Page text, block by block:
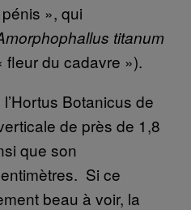
», qui
titanum
fleur du cadavre »).
l’Hortus Botanicus de
de près de 1,8
que son
Si ce
beau à voir, la